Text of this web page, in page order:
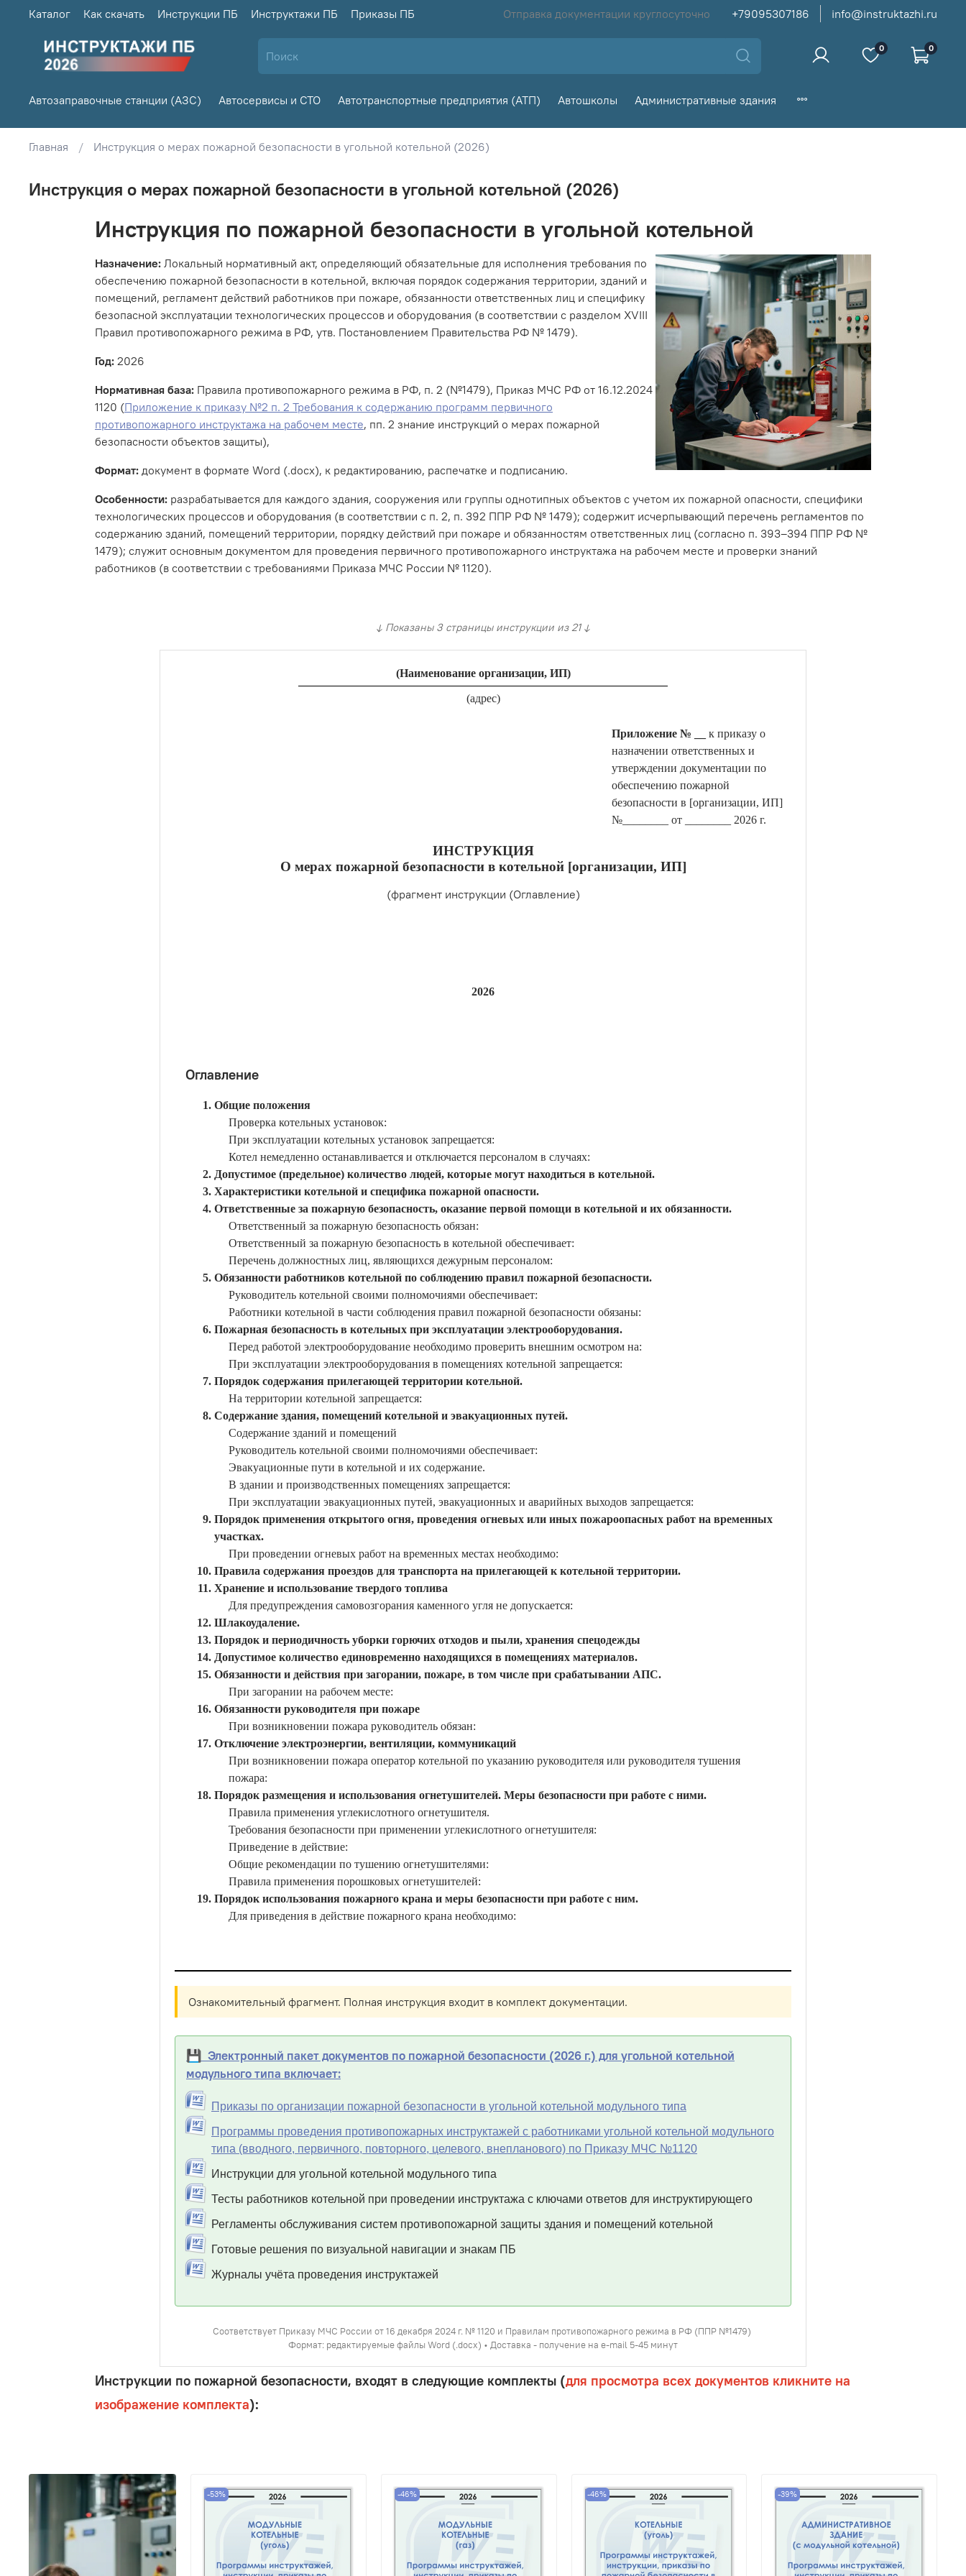
Каталог Как скачать Инструкции ПБ Инструктажи ПБ Приказы ПБ Отправка документации круглосуточно +79095307186 info@instruktazhi.ru
0 0
Автозаправочные станции (АЗС) Автосервисы и СТО Автотранспортные предприятия (АТП) Автошколы Административные здания
Главная Инструкция о мерах пожарной безопасности в угольной котельной (2026)
Инструкция о мерах пожарной безопасности в угольной котельной (2026)
Инструкция по пожарной безопасности в угольной котельной
Назначение: Локальный нормативный акт, определяющий обязательные для исполнения требования по
обеспечению пожарной безопасности в котельной, включая порядок содержания территории, зданий и
помещений, регламент действий работников при пожаре, обязанности ответственных лиц и специфику
безопасной эксплуатации технологических процессов и оборудования (в соответствии с разделом XVIII
Правил противопожарного режима в РФ, утв. Постановлением Правительства РФ № 1479).
Год: 2026
Нормативная база: Правила противопожарного режима в РФ, п. 2 (№1479), Приказ МЧС РФ от 16.12.2024
1120 (Приложение к приказу №2 п. 2 Требования к содержанию программ первичного
противопожарного инструктажа на рабочем месте, пп. 2 знание инструкций о мерах пожарной
безопасности объектов защиты),
Формат: документ в формате Word (.docx), к редактированию, распечатке и подписанию.
Особенности: разрабатывается для каждого здания, сооружения или группы однотипных объектов с учетом их пожарной опасности, специфики
технологических процессов и оборудования (в соответствии с п. 2, п. 392 ППР РФ № 1479); содержит исчерпывающий перечень регламентов по
содержанию зданий, помещений территории, порядку действий при пожаре и обязанностям ответственных лиц (согласно п. 393–394 ППР РФ №
1479); служит основным документом для проведения первичного противопожарного инструктажа на рабочем месте и проверки знаний
работников (в соответствии с требованиями Приказа МЧС России № 1120).
↓ Показаны 3 страницы инструкции из 21 ↓
(Наименование организации, ИП)
(адрес)
Приложение № __
к приказу о
назначении ответственных и
утверждении документации по
обеспечению пожарной
безопасности в [организации, ИП]
№________ от ________ 2026 г.
ИНСТРУКЦИЯ
О мерах пожарной безопасности в котельной [организации, ИП]
(фрагмент инструкции (Оглавление)
2026
Оглавление
Общие положения
Проверка котельных установок:
При эксплуатации котельных установок запрещается:
Котел немедленно останавливается и отключается персоналом в случаях:
Допустимое (предельное) количество людей, которые могут находиться в котельной.
Характеристики котельной и специфика пожарной опасности.
Ответственные за пожарную безопасность, оказание первой помощи в котельной и их обязанности.
Ответственный за пожарную безопасность обязан:
Ответственный за пожарную безопасность в котельной обеспечивает:
Перечень должностных лиц, являющихся дежурным персоналом:
Обязанности работников котельной по соблюдению правил пожарной безопасности.
Руководитель котельной своими полномочиями обеспечивает:
Работники котельной в части соблюдения правил пожарной безопасности обязаны:
Пожарная безопасность в котельных при эксплуатации электрооборудования.
Перед работой электрооборудование необходимо проверить внешним осмотром на:
При эксплуатации электрооборудования в помещениях котельной запрещается:
Порядок содержания прилегающей территории котельной.
На территории котельной запрещается:
Содержание здания, помещений котельной и эвакуационных путей.
Содержание зданий и помещений
Руководитель котельной своими полномочиями обеспечивает:
Эвакуационные пути в котельной и их содержание.
В здании и производственных помещениях запрещается:
При эксплуатации эвакуационных путей, эвакуационных и аварийных выходов запрещается:
Порядок применения открытого огня, проведения огневых или иных пожароопасных работ на временных
участках.
При проведении огневых работ на временных местах необходимо:
Правила содержания проездов для транспорта на прилегающей к котельной территории.
Хранение и использование твердого топлива
Для предупреждения самовозгорания каменного угля не допускается:
Шлакоудаление.
Порядок и периодичность уборки горючих отходов и пыли, хранения спецодежды
Допустимое количество единовременно находящихся в помещениях материалов.
Обязанности и действия при загорании, пожаре, в том числе при срабатывании АПС.
При загорании на рабочем месте:
Обязанности руководителя при пожаре
При возникновении пожара руководитель обязан:
Отключение электроэнергии, вентиляции, коммуникаций
При возникновении пожара оператор котельной по указанию руководителя или руководителя тушения
пожара:
Порядок размещения и использования огнетушителей. Меры безопасности при работе с ними.
Правила применения углекислотного огнетушителя.
Требования безопасности при применении углекислотного огнетушителя:
Приведение в действие:
Общие рекомендации по тушению огнетушителями:
Правила применения порошковых огнетушителей:
Порядок использования пожарного крана и меры безопасности при работе с ним.
Для приведения в действие пожарного крана необходимо:
Ознакомительный фрагмент. Полная инструкция входит в комплект документации.
💾 Электронный пакет документов по пожарной безопасности (2026 г.) для угольной котельной
модульного типа включает:
Приказы по организации пожарной безопасности в угольной котельной модульного типа
Программы проведения противопожарных инструктажей с работниками угольной котельной модульного
типа (вводного, первичного, повторного, целевого, внепланового) по Приказу МЧС №1120
Инструкции для угольной котельной модульного типа
Тесты работников котельной при проведении инструктажа с ключами ответов для инструктирующего
Регламенты обслуживания систем противопожарной защиты здания и помещений котельной
Готовые решения по визуальной навигации и знакам ПБ
Журналы учёта проведения инструктажей
Соответствует Приказу МЧС России от 16 декабря 2024 г. № 1120 и Правилам противопожарного режима в РФ (ППР №1479)
Формат: редактируемые файлы Word (.docx) • Доставка - получение на e-mail 5-45 минут
Инструкции по пожарной безопасности, входят в следующие комплекты (для просмотра всех документов кликните на
изображение комплекта):
-53% -46% -46% -39%